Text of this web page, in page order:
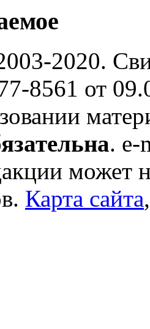
2020.
от
. e-
может
Карта сайта